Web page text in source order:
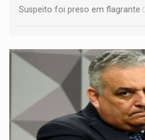
Suspeito foi preso em flagrante